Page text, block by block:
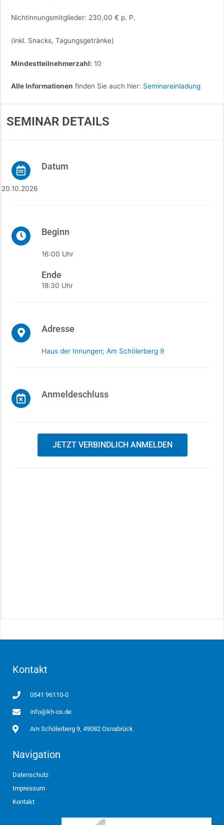
Nichtinnungsmitglieder: 230,00 € p. P.
(inkl. Snacks, Tagungsgetränke)
Mindestteilnehmerzahl: 10
Alle Informationen finden Sie auch hier: Seminareinladung
SEMINAR DETAILS
Datum
20.10.2026
Beginn
16:00 Uhr
Ende
18:30 Uhr
Adresse
Haus der Innungen; Am Schölerberg 9
Anmeldeschluss
JETZT VERBINDLICH ANMELDEN
Kontakt
0541 96110-0
info@kh-os.de
Am Schölerberg 9, 49082 Osnabrück
Navigation
Datenschutz
Impressum
Kontakt